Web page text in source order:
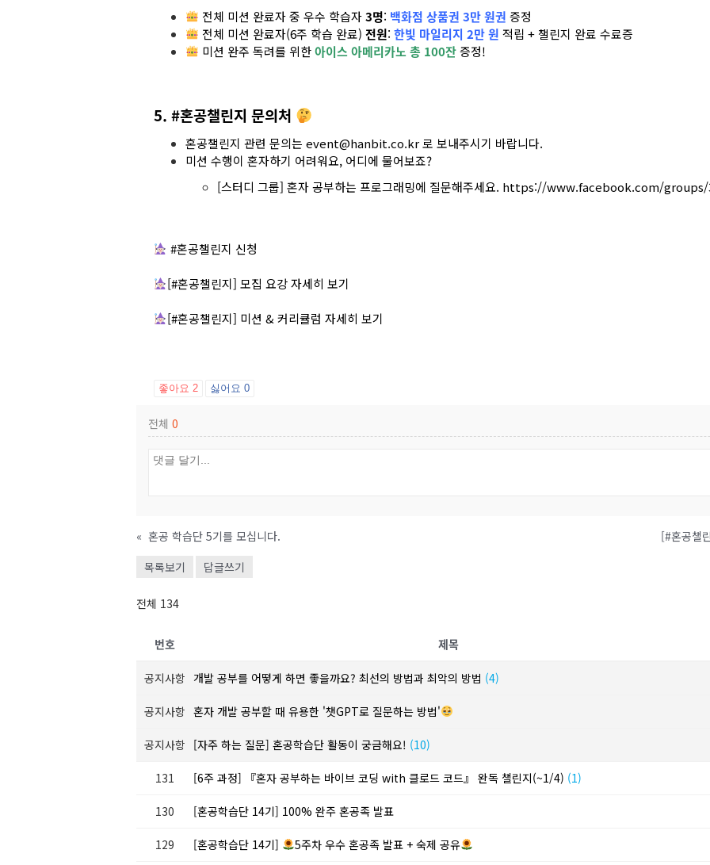
전체 미션 완료자 중 우수 학습자3명: 백화점 상품권 3만 원권 증정
전체 미션 완료자(6주 학습 완료)전원:한빛 마일리지 2만 원 적립 + 챌린지 완료 수료증
미션 완주 독려를 위한아이스 아메리카노 총 100잔증정!
5. #혼공챌린지 문의처
혼공챌린지 관련 문의는 event@hanbit.co.kr 로 보내주시기 바랍니다.
미션 수행이 혼자하기 어려워요, 어디에 물어보죠?
[스터디 그룹] 혼자 공부하는 프로그래밍에 질문해주세요. https://www.facebook.com/groups/
#혼공챌린지 신청
[#혼공챌린지] 모집 요강 자세히 보기
[#혼공챌린지] 미션 & 커리큘럼 자세히 보기
좋아요 2 싫어요 0
전체 0
« 혼공 학습단 5기를 모십니다.
[#혼공챌
목록보기
답글쓰기
전체 134
번호 제목
공지사항 개발 공부를 어떻게 하면 좋을까요? 최선의 방법과 최악의 방법 (4)
공지사항 혼자 개발 공부할 때 유용한 '챗GPT로 질문하는 방법'
공지사항 [자주 하는 질문] 혼공학습단 활동이 궁금해요! (10)
131 [6주 과정] 『혼자 공부하는 바이브 코딩 with 클로드 코드』 완독 챌린지(~1/4) (1)
130 [혼공학습단 14기] 100% 완주 혼공족 발표
129 [혼공학습단 14기] 5주차 우수 혼공족 발표 + 숙제 공유